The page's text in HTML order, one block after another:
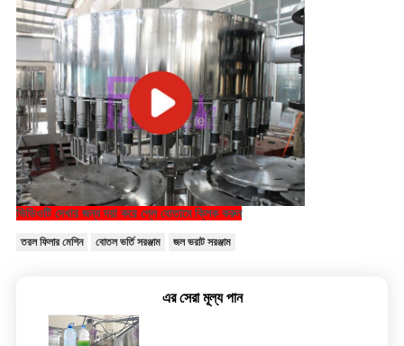
ভিডিওটি দেখার জন্য দয়া করে প্লে বোতামে ক্লিক করুন
তরল ফিলার মেশিন বোতল ভর্তি সরঞ্জাম জল ভরাট সরঞ্জাম
এর সেরা মূল্য পান